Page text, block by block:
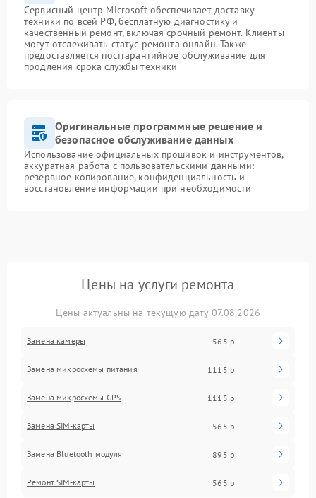
Сервисный центр Microsoft обеспечивает доставку
техники по всей РФ, бесплатную диагностику и
качественный ремонт, включая срочный ремонт. Клиенты
могут отслеживать статус ремонта онлайн. Также
предоставляется постгарантийное обслуживание для
продления срока службы техники
Оригинальные программные решение и
безопасное обслуживание данных
Использование официальных прошивок и инструментов,
аккуратная работа с пользовательскими данными:
резервное копирование, конфиденциальность и
восстановление информации при необходимости
Цены на услуги ремонта
Цены актуальны на текущую дату 07.08.2026
Замена камеры 565 р
Замена микросхемы питания 1115 р
Замена микросхемы GPS 1115 р
Замена SIM-карты 565 р
Замена Bluetooth модуля 895 р
Ремонт SIM-карты 565 р